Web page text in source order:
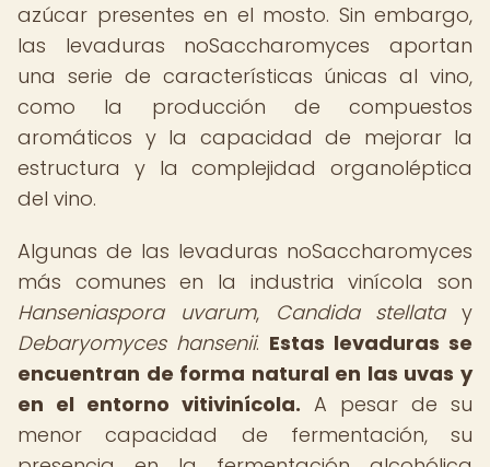
azúcar presentes en el mosto. Sin embargo,
las levaduras noSaccharomyces aportan
una serie de características únicas al vino,
como la producción de compuestos
aromáticos y la capacidad de mejorar la
estructura y la complejidad organoléptica
del vino.
Algunas de las levaduras noSaccharomyces
más comunes en la industria vinícola son
Hanseniaspora uvarum, Candida stellatay
Debaryomyces hansenii. Estas levaduras se
encuentran de forma natural en las uvas y
en el entorno vitivinícola. A pesar de su
menor capacidad de fermentación, su